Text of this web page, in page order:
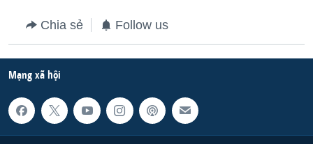
Chia sẻ Follow us
Mạng xã hội